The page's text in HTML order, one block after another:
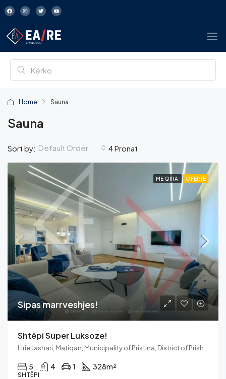
Home Sauna
Sauna
4 Pronat
Sort by: Default Order
ME QIRA OFERTË
Sipas marrveshjes!
Shtëpi Super Luksoze!
5 4 1 328m²
SHTËPI